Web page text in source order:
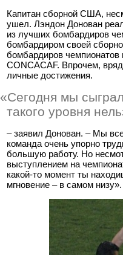
Капитан сборной США,
ушел. Лэндон Донован
из лучших бомбардиров
бомбардиром своей
бомбардиров
CONCACAF. Впрочем,
личные достижения.
«Сегодня мы
такого уровня
– заявил Донован. – Мы
команда очень упорно
большую работу. Но
выступлением на
какой-то момент ты
мгновение – в самом низу».